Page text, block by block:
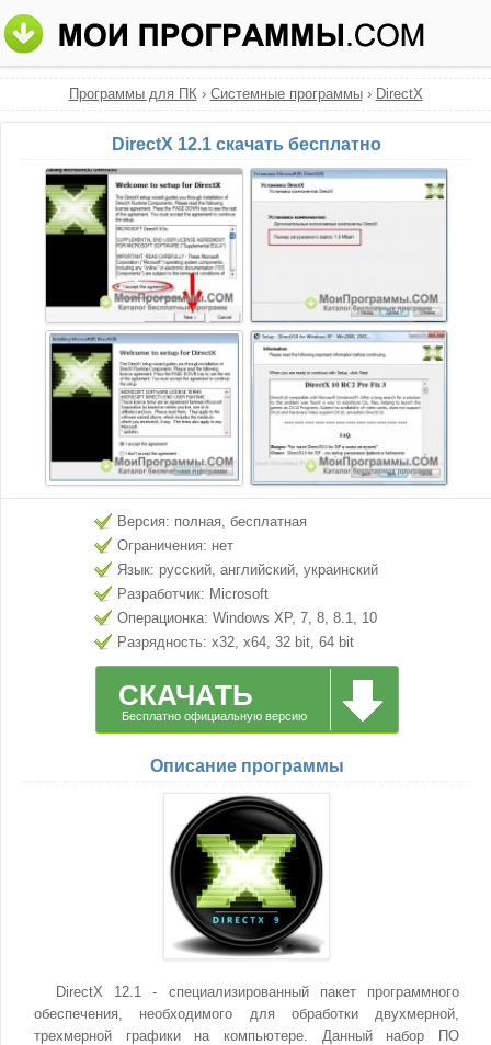
Программы для ПК› Системные программы› DirectX
DirectX 12.1 скачать бесплатно
Версия: полная, бесплатная
Ограничения: нет
Язык: русский, английский, украинский
Разработчик: Microsoft
Операционка: Windows XP, 7, 8, 8.1, 10
Разрядность: x32, x64, 32 bit, 64 bit
СКАЧАТЬ
Бесплатно официальную версию
Описание программы
DirectX 12.1 - специализированный пакет программного
обеспечения, необходимого для обработки двухмерной,
трехмерной графики на компьютере. Данный набор ПО